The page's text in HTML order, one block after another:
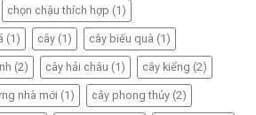
chọn chậu thích hợp (1)
(1) cây (1) cây biếu quà (1)
(2) cây hải châu (1) cây kiểng (2)
nhà mới (1) cây phong thủy (2)